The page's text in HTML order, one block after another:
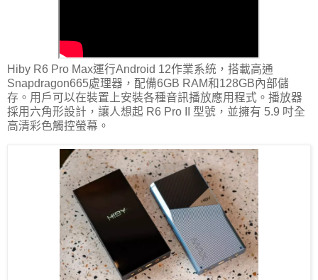
Hiby R6 Pro Max運行Android 12作業系統，搭載高通
Snapdragon665處理器，配備6GB RAM和128GB內部儲
存。用戶可以在裝置上安裝各種音訊播放應用程式。播放器
採用六角形設計，讓人想起 R6 Pro II 型號，並擁有 5.9 吋全
高清彩色觸控螢幕。